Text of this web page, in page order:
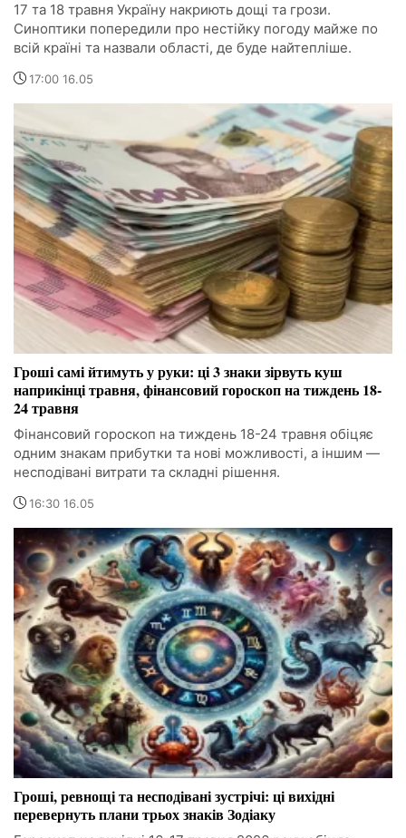
17 та 18 травня Україну накриють дощі та грози.
Синоптики попередили про нестійку погоду майже по
всій країні та назвали області, де буде найтепліше.
17:00 16.05
Гроші самі йтимуть у руки: ці 3 знаки зірвуть куш
наприкінці травня, фінансовий гороскоп на тиждень 18-
24 травня
Фінансовий гороскоп на тиждень 18-24 травня обіцяє
одним знакам прибутки та нові можливості, а іншим —
несподівані витрати та складні рішення.
16:30 16.05
Гроші, ревнощі та несподівані зустрічі: ці вихідні
перевернуть плани трьох знаків Зодіаку